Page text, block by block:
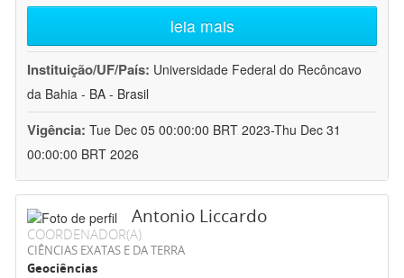
leia mais
Instituição/UF/País: Universidade Federal do Recôncavo
da Bahia - BA - Brasil
Vigência: Tue Dec 05 00:00:00 BRT 2023-Thu Dec 31
00:00:00 BRT 2026
Antonio Liccardo
COORDENADOR(A)
CIÊNCIAS EXATAS E DA TERRA
Geociências